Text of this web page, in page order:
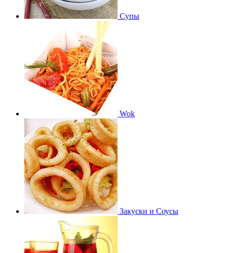
Супы
Wok
Закуски и Соусы